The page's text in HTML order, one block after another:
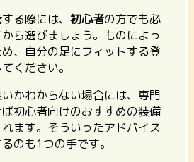
る際には、 初心者の方でも必
ら選びましょう。ものによっ
、自分の足にフィットする登
ください。
かわからない場合には、専門
初心者向けのおすすめの装備
ます。そういったアドバイス
のも1つの手です。